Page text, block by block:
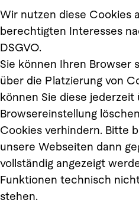
Wir nutzen diese Cookies
berechtigten Interesses
DSGVO.
Sie können Ihren Browser
über die Platzierung von
können Sie diese
Browsereinstellung
Cookies verhindern. Bitte
unsere Webseiten dann
vollständig angezeigt
Funktionen technisch
stehen.